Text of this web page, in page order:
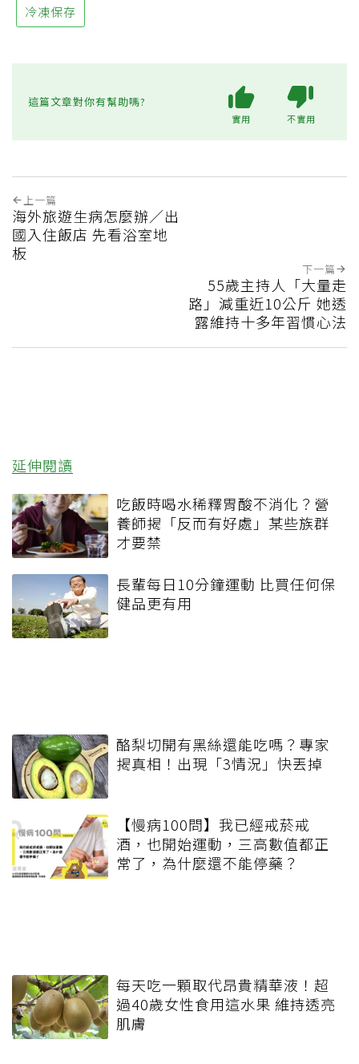
冷凍保存
這篇文章對你有幫助嗎?
實用 不實用
上一篇
海外旅遊生病怎麼辦／出
國入住飯店 先看浴室地
板
下一篇
55歲主持人「大量走
路」減重近10公斤 她透
露維持十多年習慣心法
延伸閱讀
吃飯時喝水稀釋胃酸不消化？營
養師揭「反而有好處」某些族群
才要禁
長輩每日10分鐘運動 比買任何保
健品更有用
酪梨切開有黑絲還能吃嗎？專家
揭真相！出現「3情況」快丟掉
【慢病100問】我已經戒菸戒
酒，也開始運動，三高數值都正
常了，為什麼還不能停藥？
每天吃一顆取代昂貴精華液！超
過40歲女性食用這水果 維持透亮
肌膚